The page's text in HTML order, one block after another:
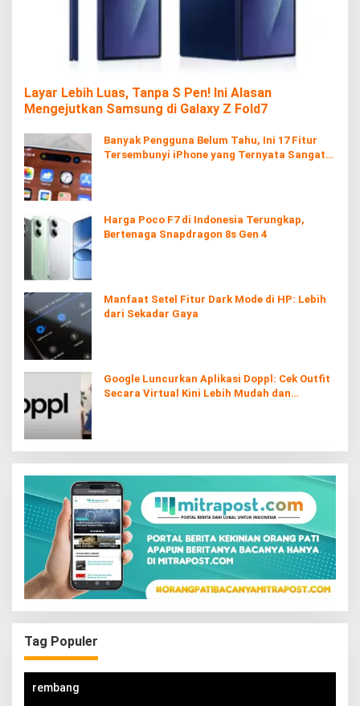
Layar Lebih Luas, Tanpa S Pen! Ini Alasan
Mengejutkan Samsung di Galaxy Z Fold7
Banyak Pengguna Belum Tahu, Ini 17 Fitur
Tersembunyi iPhone yang Ternyata Sangat
Harga Poco F7 di Indonesia Terungkap,
Bertenaga Snapdragon 8s Gen 4
Manfaat Setel Fitur Dark Mode di HP: Lebih
dari Sekadar Gaya
Google Luncurkan Aplikasi Doppl: Cek Outfit
Secara Virtual Kini Lebih Mudah dan
Tag Populer
rembang